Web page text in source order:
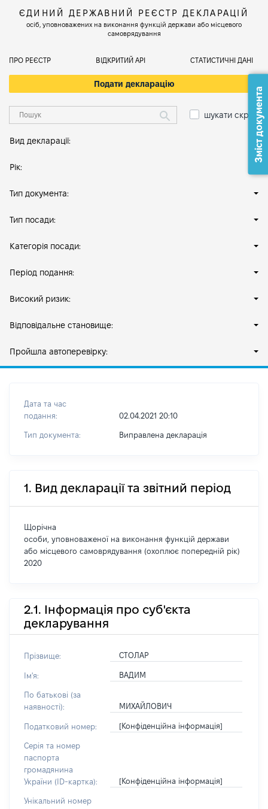
ЄДИНИЙ ДЕРЖАВНИЙ РЕЄСТР ДЕКЛАРАЦІЙ
осіб, уповноважених на виконання функцій держави або місцевого
самоврядування
ПРО РЕЄСТР ВІДКРИТИЙ АРІ СТАТИСТИЧНІ ДАНІ
Подати декларацію
шукати скрізь
Вид декларації:
Рік:
Тип документа:
Тип посади:
Категорія посади:
Період подання:
Високий ризик:
Відповідальне становище:
Пройшла автоперевірку:
Дата та час
подання:
02.04.2021 20:10
Тип документа: Виправлена декларація
1. Вид декларації та звітний період
Щорічна
особи, уповноваженої на виконання функцій держави
або місцевого самоврядування (охоплює попередній рік)
2020
2.1. Інформація про суб'єкта
декларування
Прізвище: СТОЛАР
Ім'я: ВАДИМ
По батькові (за
наявності):
МИХАЙЛОВИЧ
Податковий номер: [Конфіденційна інформація]
Серія та номер
паспорта
громадянина
України (ID-картка):
[Конфіденційна інформація]
Унікальний номер
Зміст документа